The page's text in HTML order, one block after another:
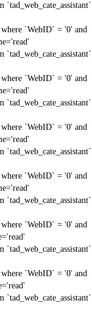
`WebID` = '0' and
`WebID` = '0' and
`WebID` = '0' and
`WebID` = '0' and
`WebID` = '0' and
`WebID` = '0' and